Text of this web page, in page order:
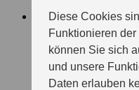
Diese Cookies
Funktionieren
können Sie sich
und unsere
Daten erlauben
SERVICE
WARTUNG &
EVENTS